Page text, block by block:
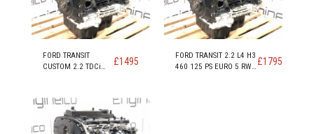
FORD TRANSIT
CUSTOM 2.2 TDCi
£1495
FORD TRANSIT 2.2 L4 H3
460 125 PS EURO 5 RWD £1795